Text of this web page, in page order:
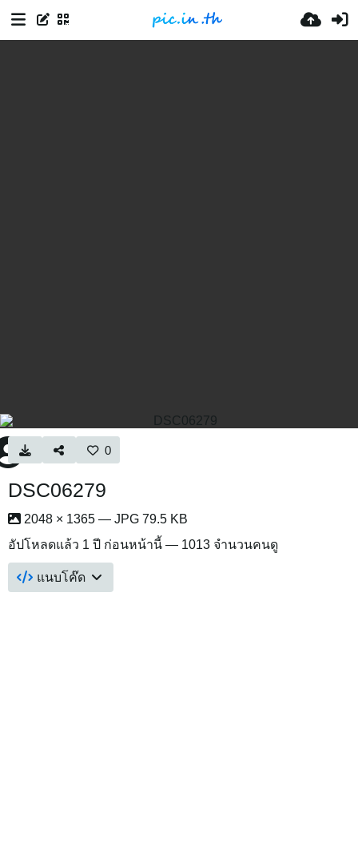
0
DSC06279
2048 × 1365 — JPG 79.5 KB
อัปโหลดแล้ว 1 ปี ก่อนหน้านี้ — 1013 จำนวนคนดู
แนบโค๊ด